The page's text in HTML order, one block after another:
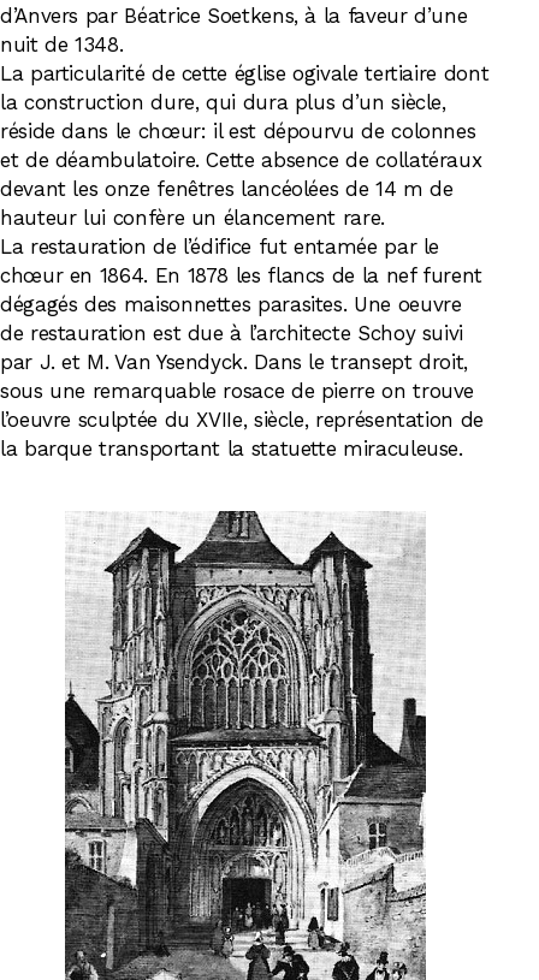
d’Anvers par Béatrice Soetkens, à la faveur d’une
nuit de 1348.
La particularité de cette église ogivale tertiaire dont
la construction dure, qui dura plus d’un siècle,
réside dans le chœur: il est dépourvu de colonnes
et de déambulatoire. Cette absence de collatéraux
devant les onze fenêtres lancéolées de 14 m de
hauteur lui confère un élancement rare.
La restauration de l’édifice fut entamée par le
chœur en 1864. En 1878 les flancs de la nef furent
dégagés des maisonnettes parasites. Une oeuvre
de restauration est due à l’architecte Schoy suivi
par J. et M. Van Ysendyck. Dans le transept droit,
sous une remarquable rosace de pierre on trouve
l’oeuvre sculptée du XVIIe, siècle, représentation de
la barque transportant la statuette miraculeuse.